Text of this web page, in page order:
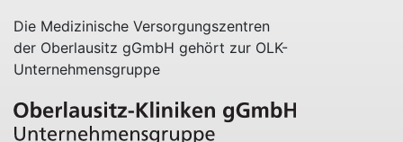
Die Medizinische Versorgungszentren
der Oberlausitz gGmbH gehört zur OLK-
Unternehmensgruppe